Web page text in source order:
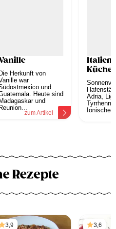
Die Herkunft von
war
und
Heute sind
Madagaskar und
Reunion...
zum Artikel
Küche
Adria,
Rezepte
3,9 3,6